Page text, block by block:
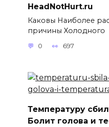
HeadNotHurt.ru
Каковы Наиболее
причины Холодного
0 697
Температуру
Болит голова и